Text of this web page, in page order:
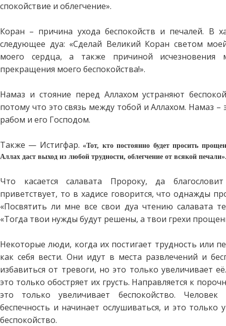
спокойствие и облегчение».
Коран – причина ухода беспокойств и печалей. В
следующее дуа: «Сделай Великий Коран светом
моего сердца, а также причиной исчезновения
прекращения моего беспокойства!».
Намаз и стояние перед Аллахом устраняют
потому что это связь между тобой и Аллахом. Намаз –
рабом и его Господом.
Также — Истигфар.«Тот, кто постоянно будет просить
Аллах даст выход из любой трудности, облегчение от всякой
Что касается салавата Пророку, да
приветствует, то в хадисе говорится, что однажды
«Посвятить ли мне все свои дуа чтению салавата
«Тогда твои нужды будут решены, а твои грехи
Некоторые люди, когда их постигает трудность или
как себя вести. Они идут в места развлечений и
избавиться от тревоги, но это только увеличивает
это только обостряет их грусть. Направляется к
это только увеличивает беспокойство. Человек
беспечность и начинает ослушиваться, и это только
беспокойство.